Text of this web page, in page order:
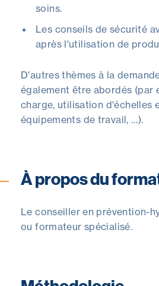
soins.
Les conseils de sécurité
après l'utilisation de
D'autres thèmes à la
également être abordés (par
charge, utilisation d'échelles
équipements de travail, …).
À propos du
Le conseiller en prévention-
ou formateur spécialisé.